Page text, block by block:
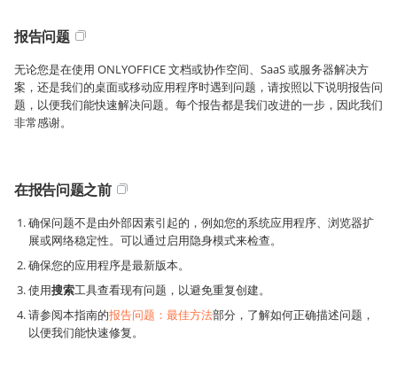
报告问题
无论您是在使用 ONLYOFFICE 文档或协作空间、SaaS 或服务器解决方
案，还是我们的桌面或移动应用程序时遇到问题，请按照以下说明报告问
题，以便我们能快速解决问题。每个报告都是我们改进的一步，因此我们
非常感谢。
在报告问题之前
确保问题不是由外部因素引起的，例如您的系统应用程序、浏览器扩
展或网络稳定性。可以通过启用隐身模式来检查。
确保您的应用程序是最新版本。
使用搜索工具查看现有问题，以避免重复创建。
请参阅本指南的报告问题：最佳方法部分，了解如何正确描述问题，
以便我们能快速修复。